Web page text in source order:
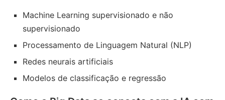
Machine Learning supervisionado e não
supervisionado
Processamento de Linguagem Natural (NLP)
Redes neurais artificiais
Modelos de classificação e regressão